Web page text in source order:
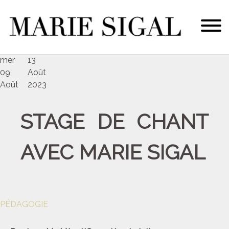
mer
09
Août
13
Août
2023
STAGE DE CHANT
AVEC MARIE SIGAL
PÉDAGOGIE
Navigation